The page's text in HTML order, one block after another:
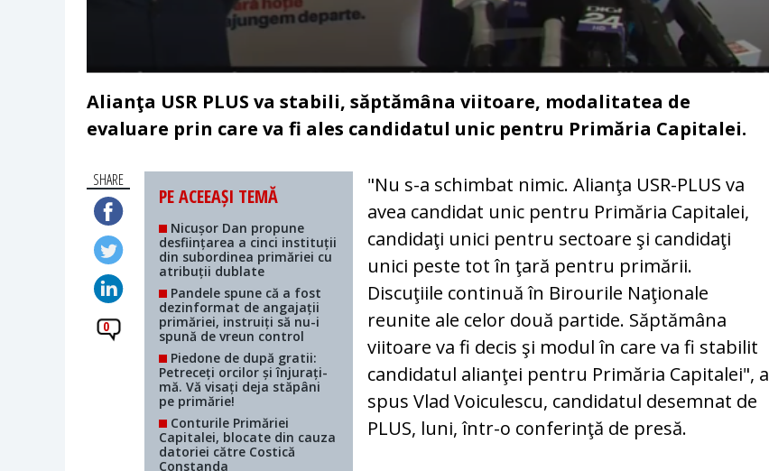
Alianţa USR PLUS va stabili, săptămâna viitoare, modalitatea de
evaluare prin care va fi ales candidatul unic pentru Primăria Capitalei.
SHARE
0
PE ACEEAȘI TEMĂ
Nicușor Dan propune
desființarea a cinci instituții
din subordinea primăriei cu
atribuții dublate
Pandele spune că a fost
dezinformat de angajații
primăriei, instruiți să nu-i
spună de vreun control
Piedone de după gratii:
Petreceți orcilor și înjurați-
mă. Vă visați deja stăpâni
pe primărie!
Conturile Primăriei
Capitalei, blocate din cauza
datoriei către Costică
Constanda
"Nu s-a schimbat nimic. Alianţa USR-PLUS va
avea candidat unic pentru Primăria Capitalei,
candidaţi unici pentru sectoare şi candidaţi
unici peste tot în ţară pentru primării.
Discuţiile continuă în Birourile Naţionale
reunite ale celor două partide. Săptămâna
viitoare va fi decis şi modul în care va fi stabilit
candidatul alianţei pentru Primăria Capitalei", a
spus Vlad Voiculescu, candidatul desemnat de
PLUS, luni, într-o conferinţă de presă.